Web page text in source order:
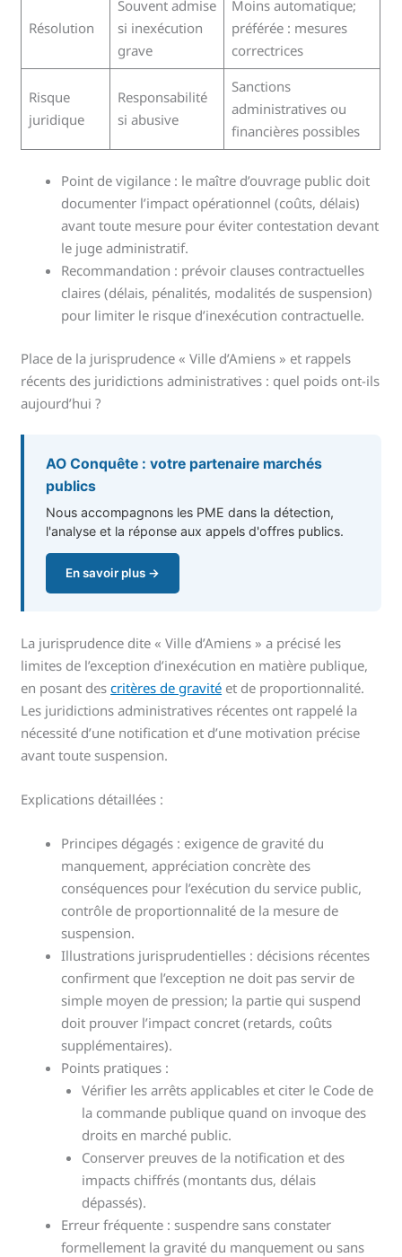
Résolution
Souvent admise
si inexécution
grave
Moins automatique;
préférée : mesures
correctrices
Risque
juridique
Responsabilité
si abusive
Sanctions
administratives ou
financières possibles
Point de vigilance : le maître d’ouvrage public doit
documenter l’impact opérationnel (coûts, délais)
avant toute mesure pour éviter contestation devant
le juge administratif.
Recommandation : prévoir clauses contractuelles
claires (délais, pénalités, modalités de suspension)
pour limiter le risque d’inexécution contractuelle.
Place de la jurisprudence « Ville d’Amiens » et rappels
récents des juridictions administratives : quel poids ont-ils
aujourd’hui ?
AO Conquête : votre partenaire marchés
publics
Nous accompagnons les PME dans la détection,
l'analyse et la réponse aux appels d'offres publics.
En savoir plus →
La jurisprudence dite « Ville d’Amiens » a précisé les
limites de l’exception d’inexécution en matière publique,
en posant descritères de gravité et de proportionnalité.
Les juridictions administratives récentes ont rappelé la
nécessité d’une notification et d’une motivation précise
avant toute suspension.
Explications détaillées :
Principes dégagés : exigence de gravité du
manquement, appréciation concrète des
conséquences pour l’exécution du service public,
contrôle de proportionnalité de la mesure de
suspension.
Illustrations jurisprudentielles : décisions récentes
confirment que l’exception ne doit pas servir de
simple moyen de pression; la partie qui suspend
doit prouver l’impact concret (retards, coûts
supplémentaires).
Points pratiques :
Vérifier les arrêts applicables et citer le Code de
la commande publique quand on invoque des
droits en marché public.
Conserver preuves de la notification et des
impacts chiffrés (montants dus, délais
dépassés).
Erreur fréquente : suspendre sans constater
formellement la gravité du manquement ou sans